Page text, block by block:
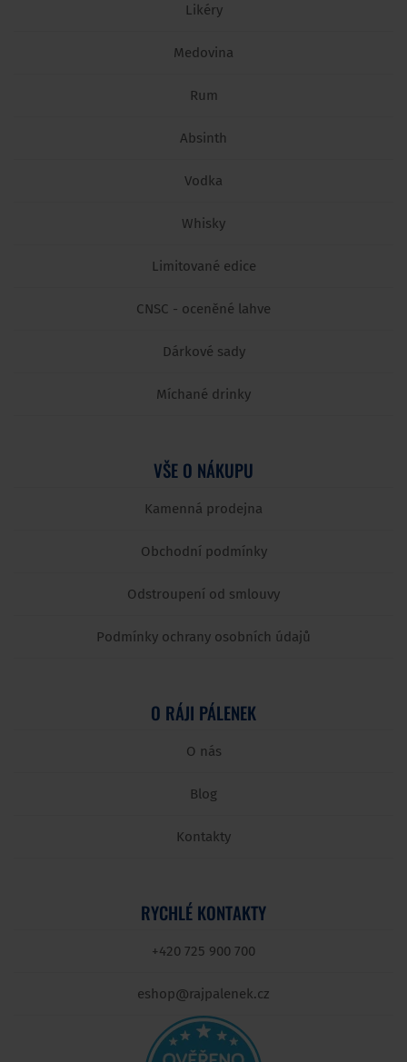
Likéry
Medovina
Rum
Absinth
Vodka
Whisky
Limitované edice
CNSC - oceněné lahve
Dárkové sady
Míchané drinky
VŠE O NÁKUPU
Kamenná prodejna
Obchodní podmínky
Odstroupení od smlouvy
Podmínky ochrany osobních údajů
O RÁJI PÁLENEK
O nás
Blog
Kontakty
RYCHLÉ KONTAKTY
+420 725 900 700
eshop@rajpalenek.cz